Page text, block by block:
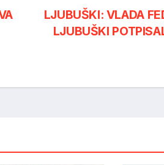
LJUBUŠKI: VLADA
LJUBUŠKI